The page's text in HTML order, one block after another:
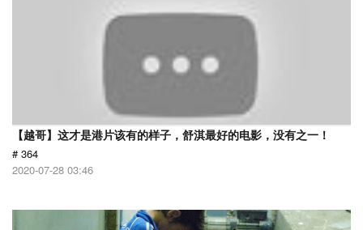
【越哥】这才是港片该有的样子，舒淇最好的电影，没有之一！
# 364
2020-07-28 03:46